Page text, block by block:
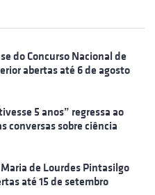
do Concurso Nacional de
abertas até 6 de agosto
5 anos” regressa ao
conversas sobre ciência
de Lourdes Pintasilgo
até 15 de setembro